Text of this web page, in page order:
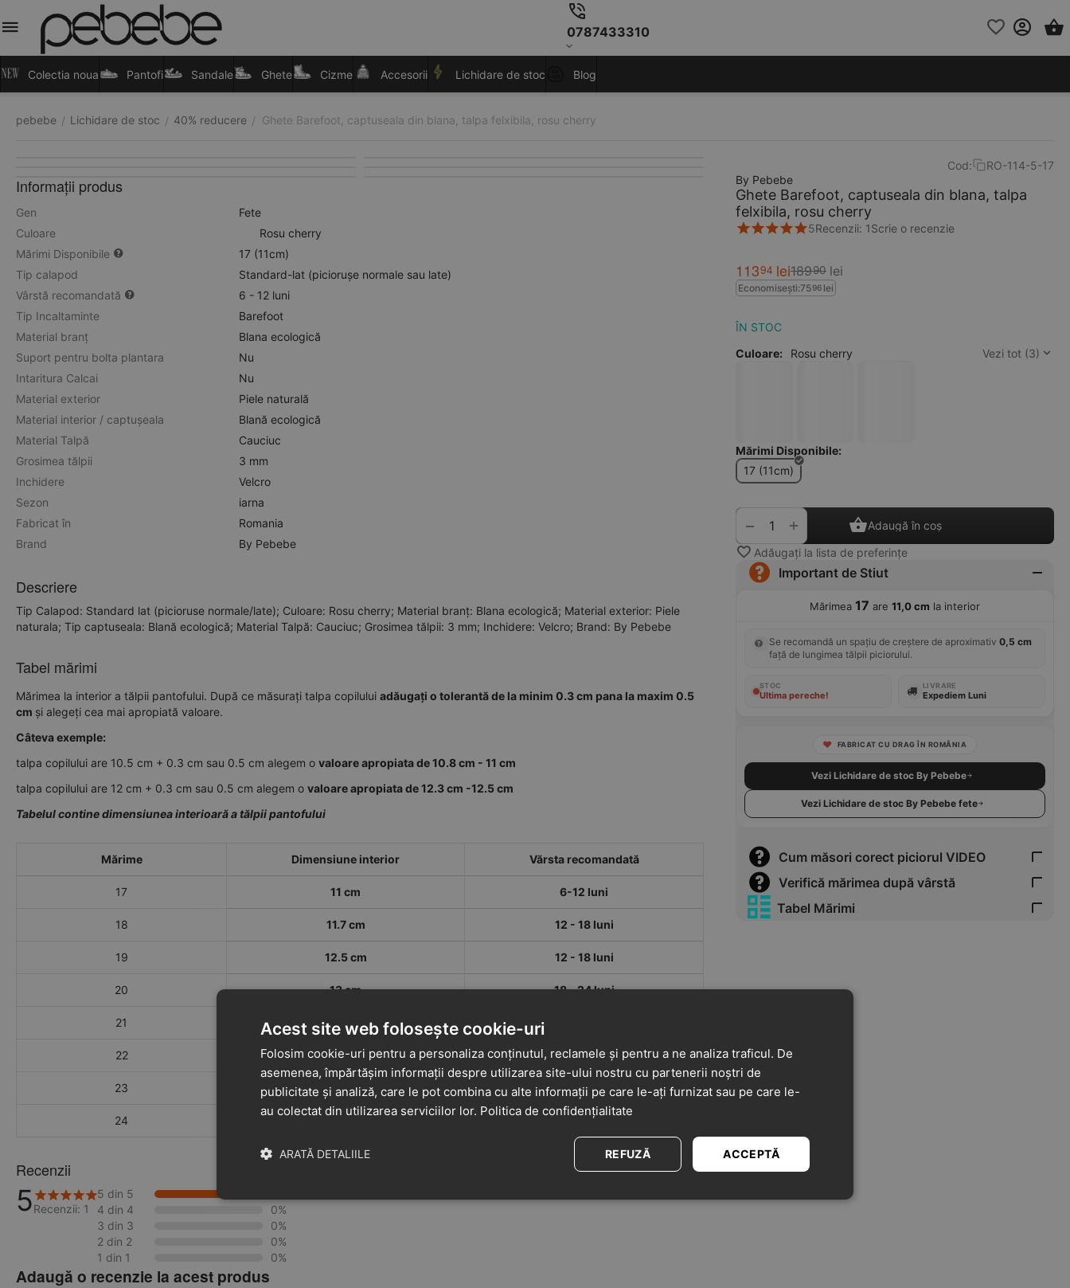
0787433310
Colectia noua Pantofi Sandale Ghete Cizme Accesorii Lichidare de stoc Blog
pebebe / Lichidare de stoc / 40% reducere / Ghete Barefoot, captuseala din blana, talpa felxibila, rosu cherry
Cod:
RO-114-5-17
By Pebebe
Ghete Barefoot, captuseala din blana, talpa
felxibila, rosu cherry
5Recenzii: 1Scrie o recenzie
11394 lei18990 lei
Economisești:7596 lei
ÎN STOC
Culoare:
Rosu cherry Vezi tot (3)
Mărimi Disponibile:
17 (11cm)
+
−
Adaugă în coș
Adăugați la lista de preferințe
Important de Stiut
Mărimea 17 are 11,0 cm la interior
Se recomandă un spațiu de creștere de aproximativ 0,5 cm
față de lungimea tălpii piciorului.
STOC
Ultima pereche!
LIVRARE
Expediem Luni
FABRICAT CU DRAG ÎN ROMÂNIA
Vezi Lichidare de stoc By Pebebe
Vezi Lichidare de stoc By Pebebe fete
Cum măsori corect piciorul VIDEO
Verifică mărimea după vârstă
Tabel Mărimi
Informații produs
Gen
Fete
Culoare
Rosu cherry
Mărimi Disponibile
17 (11cm)
Tip calapod
Standard-lat (piciorușe normale sau late)
Vârstă recomandată
6 - 12 luni
Tip Incaltaminte
Barefoot
Material branț
Blana ecologică
Suport pentru bolta plantara
Nu
Intaritura Calcai
Nu
Material exterior
Piele naturală
Material interior / captușeala
Blană ecologică
Material Talpă
Cauciuc
Grosimea tălpii
3 mm
Inchidere
Velcro
Sezon
iarna
Fabricat în
Romania
Brand
By Pebebe
Descriere
Tip Calapod: Standard lat (picioruse normale/late); Culoare: Rosu cherry; Material branț: Blana ecologică; Material exterior: Piele
naturala; Tip captuseala: Blană ecologică; Material Talpă: Cauciuc; Grosimea tălpii: 3 mm; Inchidere: Velcro; Brand: By Pebebe
Tabel mărimi
Mărimea la interior a tălpii pantofului. După ce măsurați talpa copilului adăugați o tolerantă de la minim 0.3 cm pana la maxim 0.5
cm și alegeți cea mai apropiată valoare.
Câteva exemple:
talpa copilului are 10.5 cm + 0.3 cm sau 0.5 cm alegem o valoare apropiata de 10.8 cm - 11 cm
talpa copilului are 12 cm + 0.3 cm sau 0.5 cm alegem o valoare apropiata de 12.3 cm -12.5 cm
Tabelul contine dimensiunea interioară a tălpii pantofului
Mărime Dimensiune interior Vărsta recomandată
17 11 cm 6-12 luni
18 11.7 cm 12 - 18 luni
19 12.5 cm 12 - 18 luni
20 13 cm 18 - 24 luni
21 13.8 cm
22 14.5 cm 2 - 3 ani
23 15.2 cm 3 - 4 ani
24 15.9 cm 3 - 4 ani
Recenzii
5Recenzii: 1
5 din 5
4 din 4
0%
3 din 3
0%
2 din 2
0%
1 din 1
0%
Adaugă o recenzie la acest produs
Acest site web folosește cookie-uri
Folosim cookie-uri pentru a personaliza conținutul, reclamele și pentru a ne analiza traficul. De
asemenea, împărtășim informații despre utilizarea site-ului nostru cu partenerii noștri de
publicitate și analiză, care le pot combina cu alte informații pe care le-ați furnizat sau pe care le-
au colectat din utilizarea serviciilor lor. Politica de confidențialitate
ACCEPTĂ
REFUZĂ
ARATĂ DETALIILE